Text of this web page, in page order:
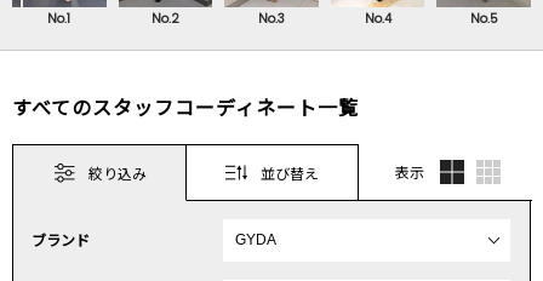
No.1 No.2 No.3 No.4 No.5
すべてのスタッフコーディネート一覧
絞り込み 並び替え 表示
ブランド